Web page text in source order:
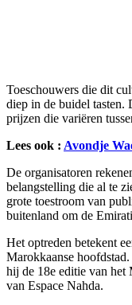
Toeschouwers die dit
diep in de buidel
prijzen die variëren
Lees ook : Avondje
De organisatoren
belangstelling die al te
grote toestroom van
buitenland om de
Het optreden betekent
Marokkaanse
hij de 18e editie van het
van Espace Nahda.